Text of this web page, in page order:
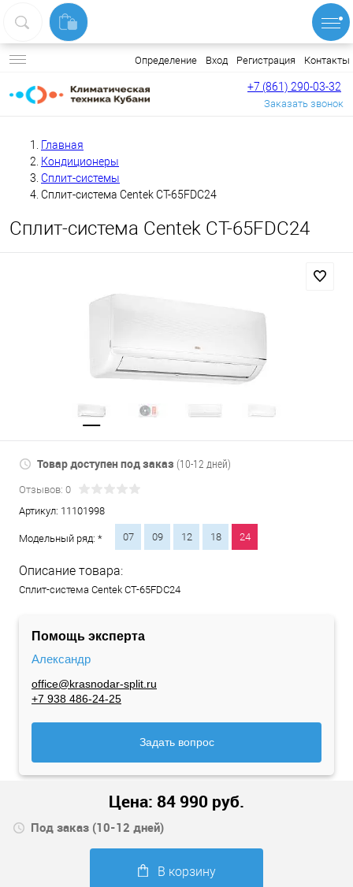
Определение Вход Регистрация Контакты
+7 (861) 290-03-32
Заказать звонок
Главная
Кондиционеры
Сплит-системы
Сплит-система Centek CT-65FDC24
Сплит-система Centek CT-65FDC24
Товар доступен под заказ (10-12 дней)
Отзывов: 0
Артикул: 11101998
Модельный ряд: * 07 09 12 18 24
Описание товара:
Сплит-система Centek CT-65FDC24
Помощь эксперта
Александр
office@krasnodar-split.ru
+7 938 486-24-25
Задать вопрос
Цена: 84 990 руб.
Под заказ (10-12 дней)
В корзину